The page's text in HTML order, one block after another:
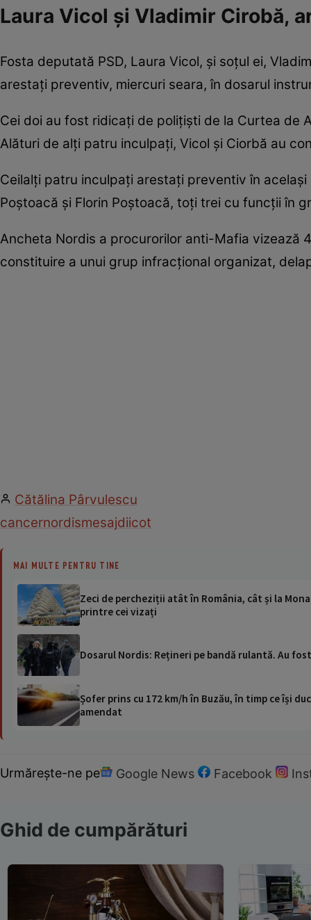
Laura Vicol și Vladimir Cirobă,
Fosta deputată PSD, Laura Vicol, şi soţul ei,
arestaţi preventiv, miercuri seara, în dosarul
Cei doi au fost ridicați de polițiști de la Curtea de
Alături de alți patru inculpați, Vicol și Ciorbă au
Ceilalți patru inculpați arestați preventiv în
Poştoacă şi Florin Poştoacă, toţi trei cu funcţii în
Ancheta Nordis a procurorilor anti-Mafia vizează
constituire a unui grup infracţional organizat,
Cătălina Pârvulescu
cancernordismesajdiicot
MAI MULTE PENTRU TINE
Zeci de percheziții atât în România, cât și la
printre cei vizați
Dosarul Nordis: Rețineri pe bandă rulantă. Au
Șofer prins cu 172 km/h în Buzău, în timp ce își
amendat
Urmărește-ne pe Google News Facebook
Ghid de cumpărături